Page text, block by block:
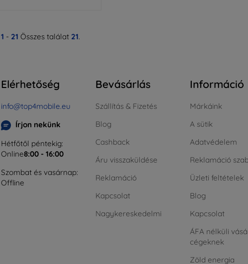
1 - 21 Összes találat 21.
Elérhetőség
info@top4mobile.eu
Írjon nekünk
Hétfőtől péntekig:
Online8:00 - 16:00
Szombat és vasárnap:
Offline
Bevásárlás
Szállítás & Fizetés
Blog
Cashback
Áru visszaküldése
Reklamáció
Kapcsolat
Nagykereskedelmi
Információ
Márkáink
A sütik
Adatvédelem
Reklamáció
Üzleti feltételek
Blog
Kapcsolat
ÁFA nélküli
cégeknek
Zöld energia